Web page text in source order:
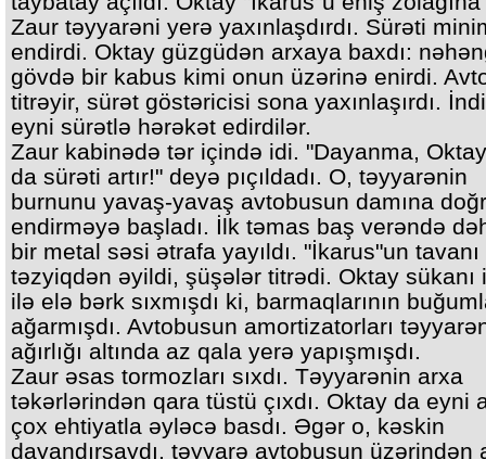
Zaur təyyarəni yerə yaxınlaşdırdı. Sürəti
endirdi. Oktay güzgüdən arxaya baxdı:
gövdə bir kabus kimi onun üzərinə enirdi.
titrəyir, sürət göstəricisi sona yaxınlaşırdı.
eyni sürətlə hərəkət edirdilər.
Zaur kabinədə tər içində idi. "Dayanma,
da sürəti artır!" deyə pıçıldadı. O, təyyarənin
burnunu yavaş-yavaş avtobusun damına
endirməyə başladı. İlk təmas baş verəndə
bir metal səsi ətrafa yayıldı. "İkarus"un tavanı
təzyiqdən əyildi, şüşələr titrədi. Oktay sükanı
ilə elə bərk sıxmışdı ki, barmaqlarının
ağarmışdı. Avtobusun amortizatorları
ağırlığı altında az qala yerə yapışmışdı.
Zaur əsas tormozları sıxdı. Təyyarənin arxa
təkərlərindən qara tüstü çıxdı. Oktay da eyni
çox ehtiyatla əyləcə basdı. Əgər o, kəskin
dayandırsaydı, təyyarə avtobusun üzərindən